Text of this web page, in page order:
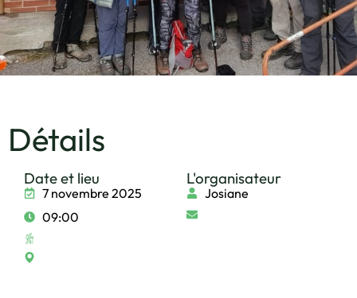
Détails
Date et lieu
7 novembre 2025
09:00
L'organisateur
Josiane